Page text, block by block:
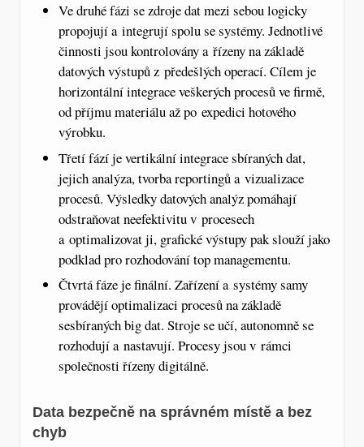
Ve druhé fázi se zdroje dat mezi sebou logicky
propojují a integrují spolu se systémy. Jednotlivé
činnosti jsou kontrolovány a řízeny na základě
datových výstupů z předešlých operací. Cílem je
horizontální integrace veškerých procesů ve firmě,
od příjmu materiálu až po expedici hotového
výrobku.
Třetí fází je vertikální integrace sbíraných dat,
jejich analýza, tvorba reportingů a vizualizace
procesů. Výsledky datových analýz pomáhají
odstraňovat neefektivitu v procesech
a optimalizovat ji, grafické výstupy pak slouží jako
podklad pro rozhodování top managementu.
Čtvrtá fáze je finální. Zařízení a systémy samy
provádějí optimalizaci procesů na základě
sesbíraných big dat. Stroje se učí, autonomně se
rozhodují a nastavují. Procesy jsou v rámci
společnosti řízeny digitálně.
Data bezpečně na správném místě a bez
chyb